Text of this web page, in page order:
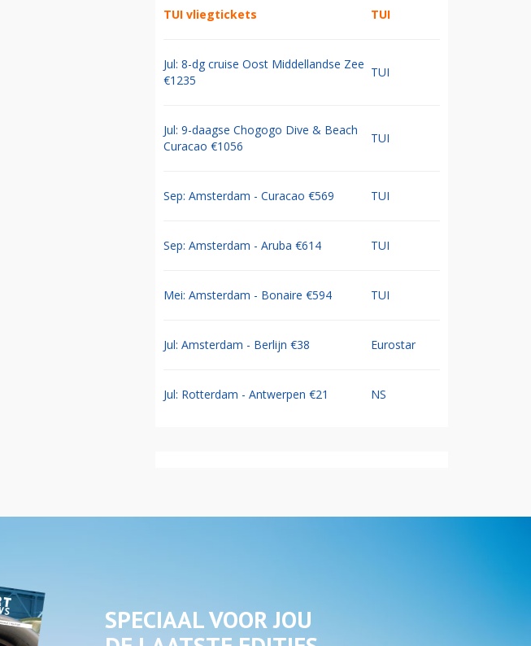
TUI vliegtickets TUI
Jul: 8-dg cruise Oost Middellandse Zee
€1235
TUI
Jul: 9-daagse Chogogo Dive & Beach
Curacao €1056
TUI
Sep: Amsterdam - Curacao €569 TUI
Sep: Amsterdam - Aruba €614 TUI
Mei: Amsterdam - Bonaire €594 TUI
Jul: Amsterdam - Berlijn €38 Eurostar
Jul: Rotterdam - Antwerpen €21 NS
SPECIAAL VOOR JOU